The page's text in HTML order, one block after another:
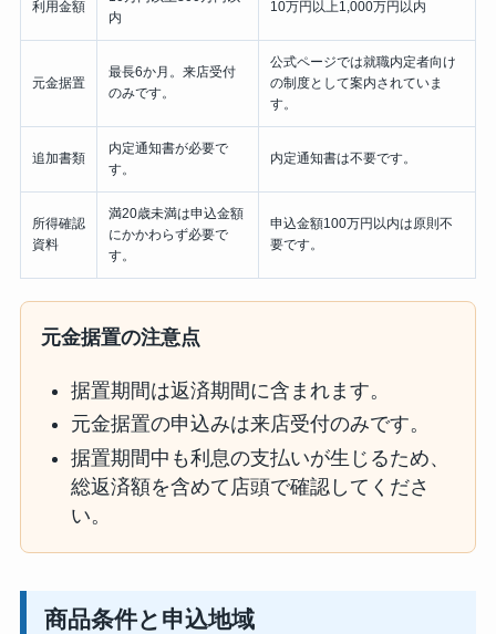
利用金額
内
10万円以上1,000万円以内
元金据置
最長6か月。来店受付
のみです。
公式ページでは就職内定者向け
の制度として案内されていま
す。
追加書類
内定通知書が必要で
す。
内定通知書は不要です。
所得確認
資料
満20歳未満は申込金額
にかかわらず必要で
す。
申込金額100万円以内は原則不
要です。
元金据置の注意点
据置期間は返済期間に含まれます。
元金据置の申込みは来店受付のみです。
据置期間中も利息の支払いが生じるため、
総返済額を含めて店頭で確認してくださ
い。
商品条件と申込地域